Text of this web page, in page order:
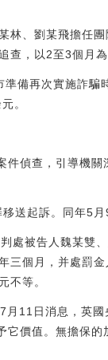
林、劉某飛擔任
查，以2至3個月為
備再次實施詐
。
偵查，引導機
送起訴。同年5
處被告人魏某雙
三個月，并處罰
不等。
11日消息，英
它價值。無擔保